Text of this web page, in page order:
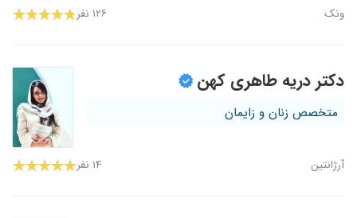
ونک ۱۲۶ نفر
دکتر دریه طاهری کهن
متخصص زنان و زایمان
آرژانتین ۱۴ نفر